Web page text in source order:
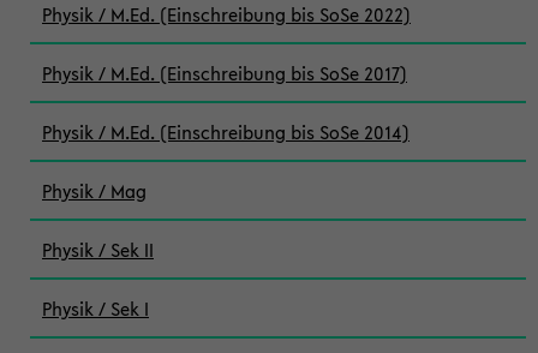
Physik / M.Ed. (Einschreibung bis SoSe 2022)
Physik / M.Ed. (Einschreibung bis SoSe 2017)
Physik / M.Ed. (Einschreibung bis SoSe 2014)
Physik / Mag
Physik / Sek II
Physik / Sek I